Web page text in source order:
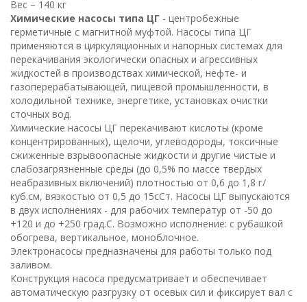
Вес – 140 кг
Химические насосы типа ЦГ - центробежные
герметичные с магнитной муфтой. Насосы типа ЦГ
применяются в циркуляционных и напорных системах для
перекачивания экологически опасных и агрессивных
жидкостей в производствах химической, нефте- и
газоперерабатывающей, пищевой промышленности, в
холодильной технике, энергетике, установках очистки
сточных вод.
Химические насосы ЦГ перекачивают кислоты (кроме
концентрированных), щелочи, углеводороды, токсичные
сжиженные взрывоопасные жидкости и другие чистые и
слабозагрязненные среды (до 0,5% по массе твердых
неабразивных включений) плотностью от 0,6 до 1,8 г/
куб.см, вязкостью от 0,5 до 15сСт. Насосы ЦГ выпускаются
в двух исполнениях - для рабочих температур от -50 до
+120 и до +250 град.С. Возможно исполнение: с рубашкой
обогрева, вертикальное, моноблочное.
Электронасосы предназначены для работы только под
заливом.
Конструкция насоса предусматривает и обеспечивает
автоматическую разгрузку от осевых сил и фиксирует вал с